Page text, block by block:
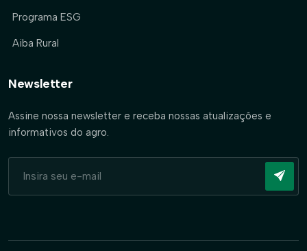
Programa ESG
Aiba Rural
Newsletter
Assine nossa newsletter e receba nossas atualizações e
informativos do agro.